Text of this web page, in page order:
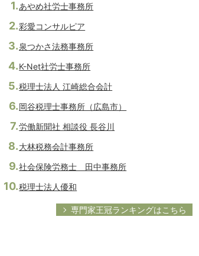
あやめ社労士事務所
彩愛コンサルピア
泉つかさ法務事務所
K-Net社労士事務所
税理士法人 江崎総合会計
岡谷税理士事務所（広島市）
労働新聞社 相談役 長谷川
大林税務会計事務所
社会保険労務士 田中事務所
税理士法人優和
専門家王冠ランキングはこちら